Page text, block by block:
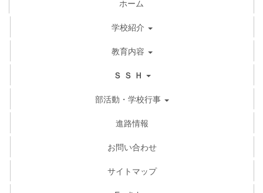
ホーム
学校紹介
教育内容
Ｓ Ｓ Ｈ
部活動・学校行事
進路情報
お問い合わせ
サイトマップ